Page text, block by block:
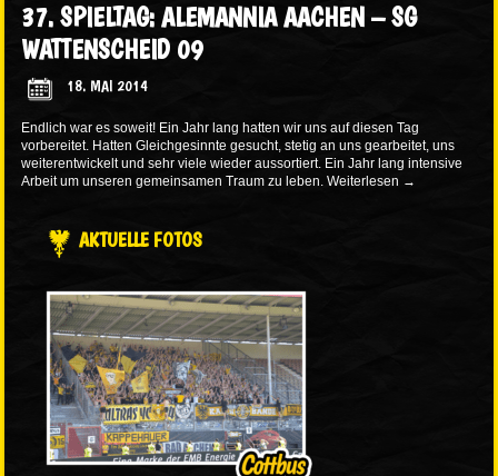
37. SPIELTAG: ALEMANNIA AACHEN – SG
WATTENSCHEID 09
18. MAI 2014
Endlich war es soweit! Ein Jahr lang hatten wir uns auf diesen Tag
vorbereitet. Hatten Gleichgesinnte gesucht, stetig an uns gearbeitet, uns
weiterentwickelt und sehr viele wieder aussortiert. Ein Jahr lang intensive
Arbeit um unseren gemeinsamen Traum zu leben.Weiterlesen →
AKTUELLE FOTOS